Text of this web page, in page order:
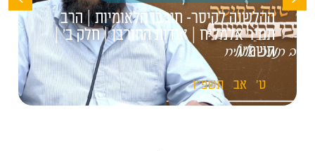
ההלשנה לקיסר- חורבן הלאומיות | הרב
תמיר אלמליח | אגדות החורבן | חלק ב' |
תשפ"ו
ט' אב תשפ"ו